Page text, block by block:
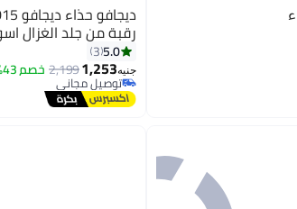
رقبة من جلد الغزال
5.0
3
جنيه1,253
2,199خصم 43%
توصيل مجاني
توصيل مجاني